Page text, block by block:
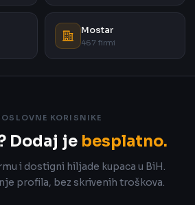
Mostar
467 firmi
KORISNIKE
Dodaj je besplatno.
i dostigni hiljade kupaca u BiH.
profila, bez skrivenih troškova.